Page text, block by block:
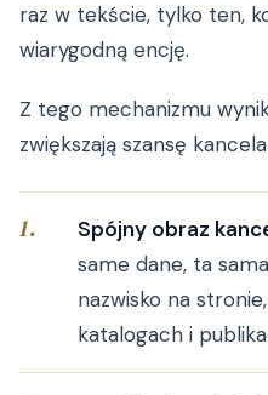
raz w tekście, tylko ten,
wiarygodną encję.
Z tego mechanizmu
zwiększają szansę
Spójny obraz
same dane, ta
nazwisko na
katalogach i